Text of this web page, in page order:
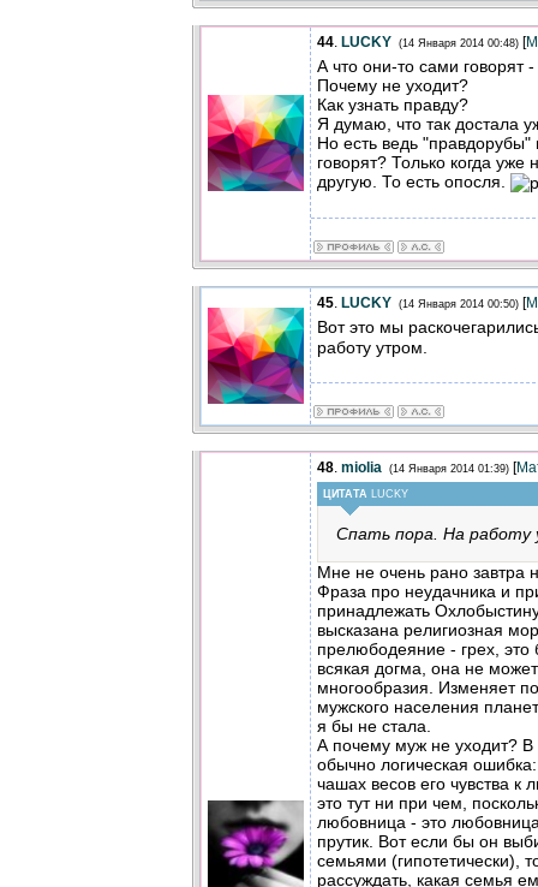
44. LUCKY (14 Января 2014 00:48) [
А что они-то сами
Почему не уходит?
Как узнать правду?
Я думаю, что так достала
Но есть ведь "правдорубы"
говорят? Только когда
другую. То есть опосля.
45. LUCKY (14 Января 2014 00:50) [
Вот это мы
работу утром.
48. miolia (14 Января 2014 01:39) [
ЦИТАТА LUCKY
Спать пора. На работу
Мне не очень рано завтра
Фраза про неудачника и
принадлежать
высказана религиозная
прелюбодеяние - грех, это
всякая догма, она не
многообразия. Изменяет
мужского населения
я бы не стала.
А почему муж не уходит? В
обычно логическая
чашах весов его чувства к
это тут ни при чем,
любовница - это
прутик. Вот если бы он
семьями (гипотетически),
рассуждать, какая семья